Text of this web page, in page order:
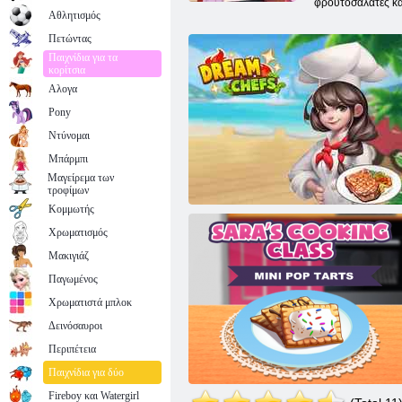
φρουτοσαλάτες
Dream Chefs
Αθλητισμός
Πετώντας
Παιχνίδια για τα
κορίτσια
Αλογα
Pony
Ντύνομαι
Μπάρμπι
Μαγείρεμα των
τροφίμων
Κομμωτής
Χρωματισμός
Μακιγιάζ
Παγωμένος
Χρωματιστά μπλοκ
Δεινόσαυροι
Περιπέτεια
Παιχνίδια για δύο
Fireboy και Watergirl